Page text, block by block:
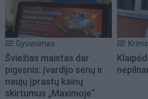
Gyvenimas
Šviežias maistas dar
pigesnis: įvardijo senų ir
naujų įprastų kainų
skirtumus „Maximoje“